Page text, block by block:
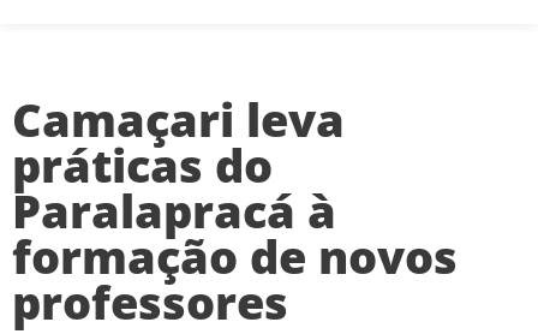
Camaçari leva
práticas do
Paralapracá à
formação de novos
professores